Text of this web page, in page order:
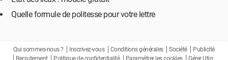
Quelle formule de politesse pour votre lettre
Qui sommes-nous ? Inscrivez-vous Conditions générales Société
Publicité
Recrutement
Politique de confidentialité Paramétrer les cookies
Gérer Utiq